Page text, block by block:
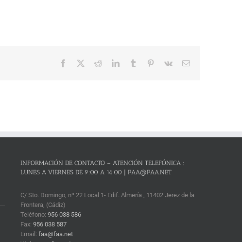
Facebook RedditLinkedInTumblr Pinterest
Vk
Correo
INFORMACIÓN DE CONTACTO – ATENCIÓN TELEFÓNICA :
LUNES A VIERNES DE 9:00 A 14:00 | FAA@FAA.NET
C/ Sto. Domingo, nº 22 Local 1- Edif. Almería , 11402 Jerez de la
Frontera, (Cádiz)
Teléfono:956 038 586
Fax:956 038 587
Email:faa@faa.net